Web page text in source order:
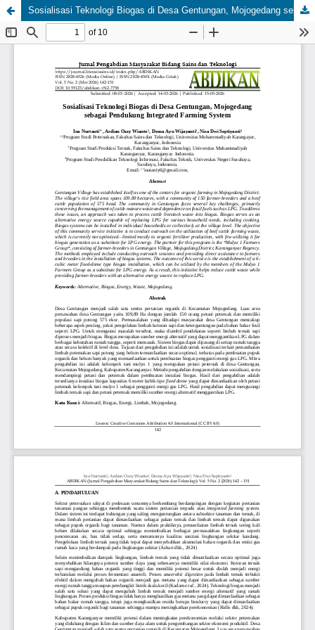
Sosialisasi Teknologi Biogas di Desa Gentungan, Mojogedang sebagai Pendukung Integrated Farming System